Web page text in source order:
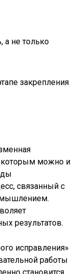
а не только
закрепления
которым можно и
связанный с
результатов.
исправления»
работы